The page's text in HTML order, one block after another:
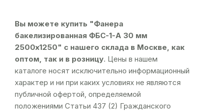
Вы можете купить "Фанера
бакелизированная ФБС-1-А 30 мм
2500х1250" с нашего склада в Москве, как
оптом, так и в розницу. Цены в нашем
каталоге носят исключительно информационный
характер и ни при каких условиях не являются
публичной офертой, определяемой
положениями Статьи 437 (2) Гражданского